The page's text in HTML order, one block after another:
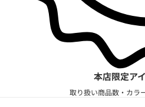
本店限定ア
取り扱い商品数・カラ